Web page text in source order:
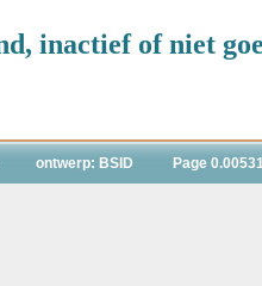
inactief of niet
ontwerp: BSID Page